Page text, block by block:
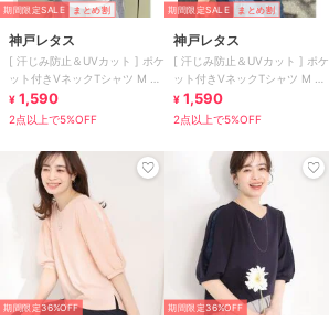
期間限定SALE まとめ割
神戸レタス
[ 汗じみ防止＆UVカット ] ポケ
ット付きVネックTシャツ M L
XL [C7575]
¥ 1,590
2点以上で5%OFF
期間限定SALE まとめ割
神戸レタス
[ 汗じみ防止＆UVカット ] ポケ
ット付きVネックTシャツ M L
XL [C7575]
¥ 1,590
2点以上で5%OFF
期間限定36%OFF 期間限定36%OFF